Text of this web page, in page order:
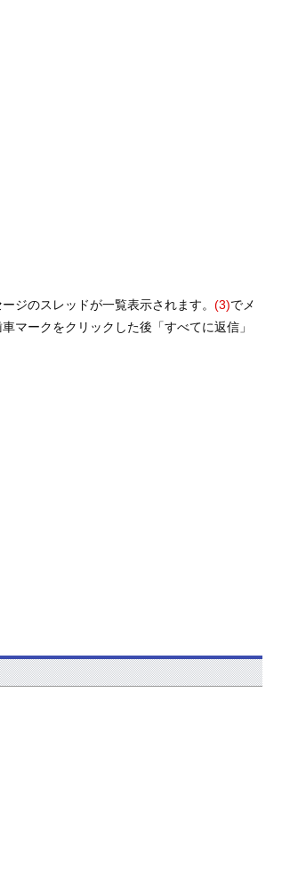
ジのスレッドが一覧表示されます。(3)でメ
マークをクリックした後「すべてに返信」